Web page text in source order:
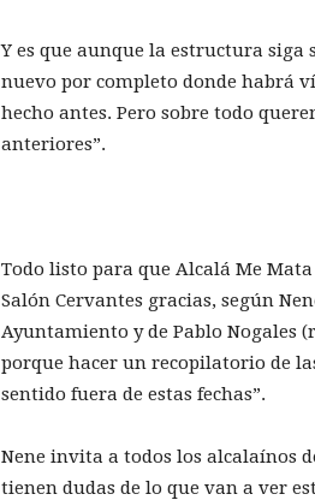
Y es que aunque la estructura
nuevo por completo donde habrá
hecho antes. Pero sobre todo
anteriores”.
Todo listo para que Alcalá Me
Salón Cervantes gracias, según
Ayuntamiento y de Pablo Nogales
porque hacer un recopilatorio de
sentido fuera de estas fechas”.
Nene invita a todos los alcalaínos
tienen dudas de lo que van a ver